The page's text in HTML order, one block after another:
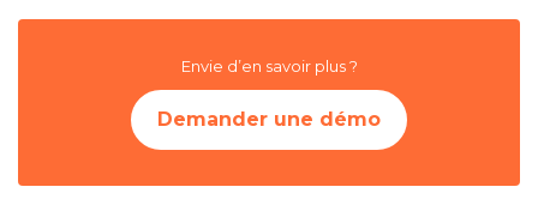
Envie d’en savoir plus ?
Demander une démo